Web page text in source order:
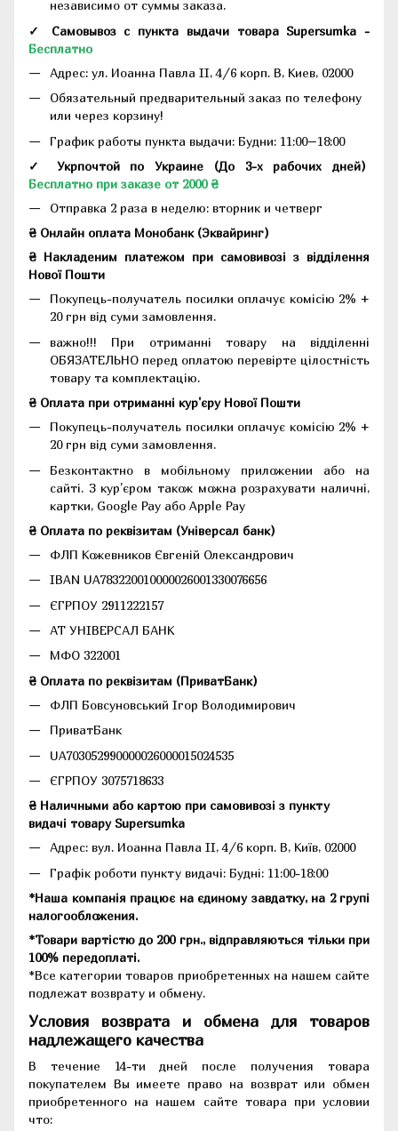
независимо от суммы заказа.
✓ Самовывоз с пункта выдачи товара Supersumka -
Бесплатно
Адрес: ул. Иоанна Павла II, 4/6 корп. В, Киев, 02000
Обязательный предварительный заказ по телефону
или через корзину!
График работы пункта выдачи: Будни: 11:00–18:00
✓ Укрпочтой по Украине (До 3-х рабочих дней)
Бесплатно при заказе от 2000 ₴
Отправка 2 раза в неделю: вторник и четверг
₴ Онлайн оплата Монобанк (Эквайринг)
₴ Накладеним платежом при самовивозі з відділення
Нової Пошти
Покупець-получатель посилки оплачує комісію 2% +
20 грн від суми замовлення.
важно!!! При отриманні товару на відділенні
ОБЯЗАТЕЛЬНО перед оплатою перевірте цілостність
товару та комплектацію.
₴ Оплата при отриманні кур'єру Нової Пошти
Покупець-получатель посилки оплачує комісію 2% +
20 грн від суми замовлення.
Безконтактно в мобільному приложении або на
сайті. З кур'єром також можна розрахувати наличні,
картки, Google Pay або Apple Pay
₴ Оплата по реквізитам (Універсал банк)
ФЛП Кожевников Євгеній Олександрович
IBAN UA783220010000026001330076656
ЄГРПОУ 2911222157
АТ УНІВЕРСАЛ БАНК
МФО 322001
₴ Оплата по реквізитам (ПриватБанк)
ФЛП Бовсуновський Ігор Володимирович
ПриватБанк
UA703052990000026000015024535
ЄГРПОУ 3075718633
₴ Наличными або картою при самовивозі з пункту
видачі товару Supersumka
Адрес: вул. Иоанна Павла II, 4/6 корп. В, Київ, 02000
Графік роботи пункту видачі: Будні: 11:00-18:00
*Наша компанія працює на єдиному завдатку, на 2 групі
налогообложения.
*Товари вартістю до 200 грн., відправляються тільки при
100% передоплаті.
*Все категории товаров приобретенных на нашем сайте
подлежат возврату и обмену.
Условия возврата и обмена для товаров
надлежащего качества
В течение 14-ти дней после получения товара
покупателем Вы имеете право на возврат или обмен
приобретенного на нашем сайте товара при условии
что: